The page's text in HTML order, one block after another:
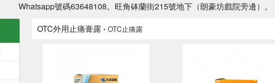
Whatsapp號碼63648108。旺角砵蘭街215號地下（朗豪坊戲院旁邊）。
OTC外用止痛膏露 › OTC止痛露